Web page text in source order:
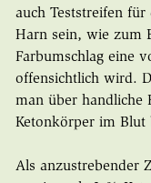
auch Teststreifen
Harn sein, wie zum
Farbumschlag eine
offensichtlich wird.
man über handliche
Ketonkörper im Blut
Als anzustrebender